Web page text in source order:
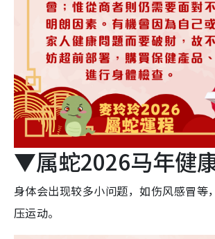
▼属蛇2026马年健
身体会出现较多小问题，如伤风感冒等
压运动。